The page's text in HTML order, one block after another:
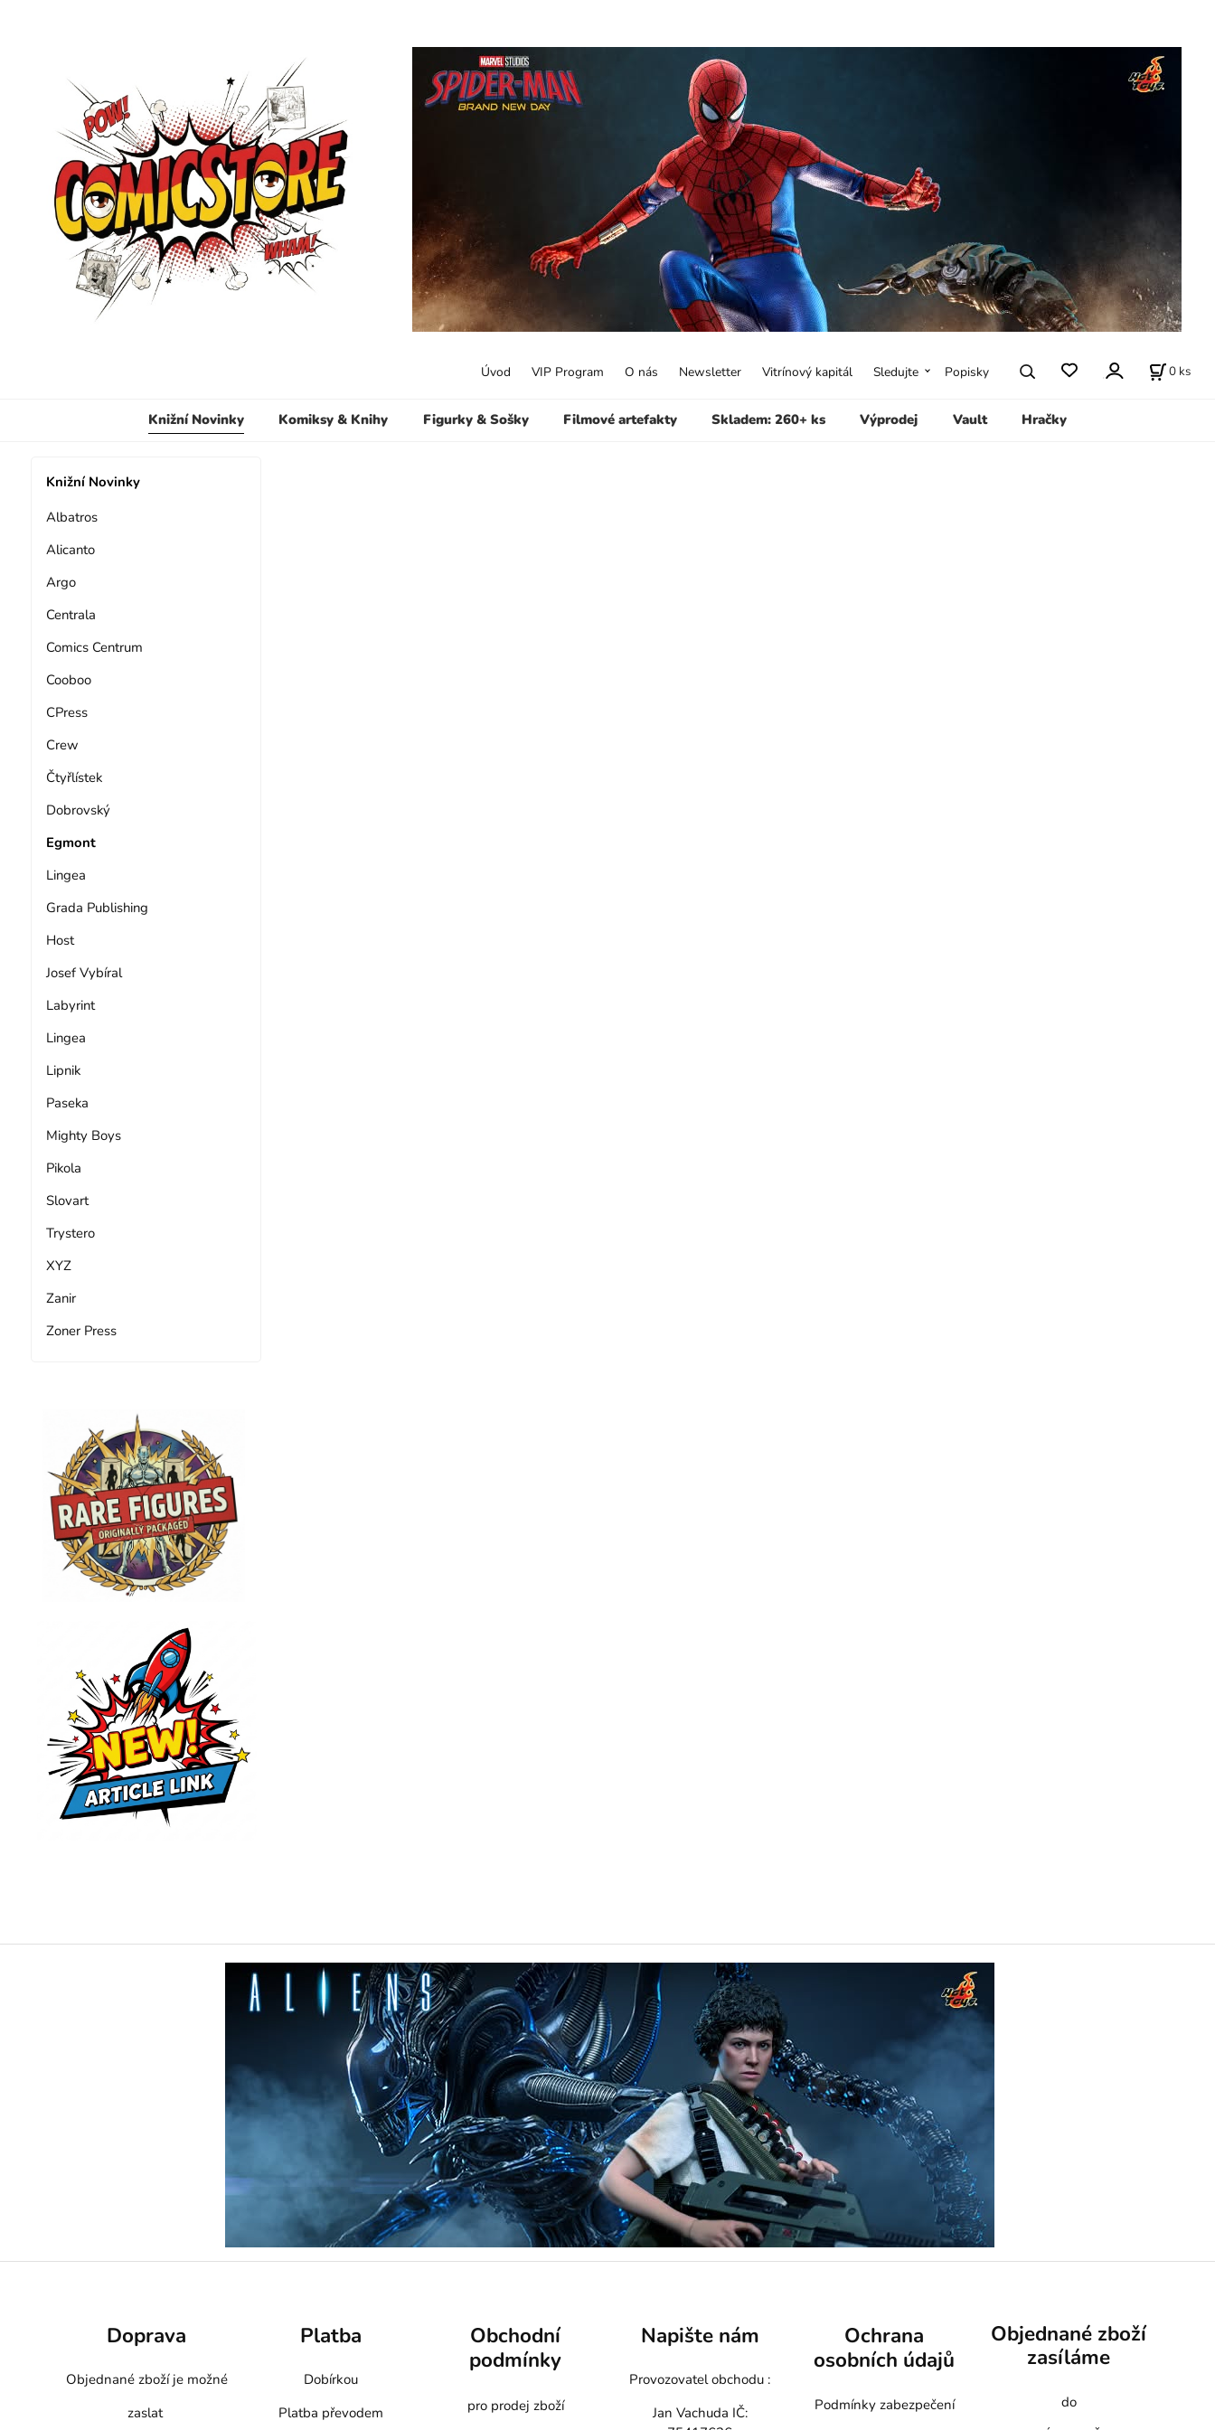
Knižní Novinky Komiksy & Knihy Figurky & Sošky Filmové artefakty Skladem: 260+ ks Výprodej Vault Hračky
Úvod VIP Program O nás Newsletter Vitrínový kapitál Sledujte Popisky 0 ks
Knižní Novinky
Albatros
Alicanto
Argo
Centrala
Comics Centrum
Cooboo
CPress
Crew
Čtyřlístek
Dobrovský
Egmont
Lingea
Grada Publishing
Host
Josef Vybíral
Labyrint
Lingea
Lipnik
Paseka
Mighty Boys
Pikola
Slovart
Trystero
XYZ
Zanir
Zoner Press
Doprava
Objednané zboží je možné
zaslat
Platba
Dobírkou
Platba převodem
Obchodní
podmínky
pro prodej zboží
Napište nám
Provozovatel obchodu :
Jan Vachuda IČ:
Ochrana
osobních údajů
Podmínky zabezpečení
Objednané zboží
zasíláme
do